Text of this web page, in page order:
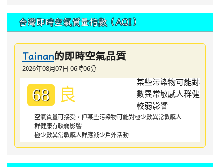
台灣即時空氣質量指數（AQI）
Tainan的即時空氣品質
2026年08月07日 06時06分
68 良
空氣質量可接受，但某些污染物可能對極少數異常敏感人
群健康有較弱影響
極少數異常敏感人群應減少戶外活動